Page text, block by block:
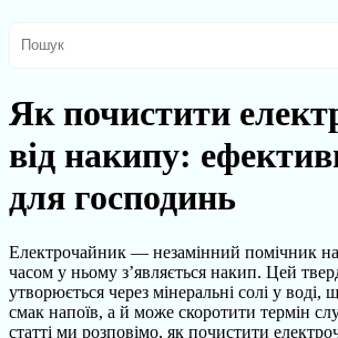
Як почистити
від накипу:
для господинь
Електрочайник — незамінний помічник на
часом у ньому з’являється накип. Цей
утворюється через мінеральні солі у
смак напоїв, а й може скоротити термін
статті ми розповімо, як почистити